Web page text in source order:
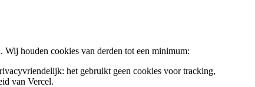
Wij houden cookies van derden tot een minimum:
het gebruikt geen cookies voor tracking,
van Vercel.